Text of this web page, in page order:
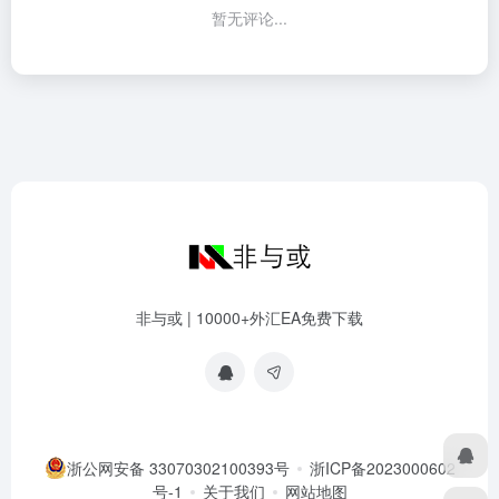
暂无评论...
非与或 | 10000+外汇EA免费下载
浙公网安备 33070302100393号
浙ICP备2023000602
号-1
关于我们 网站地图